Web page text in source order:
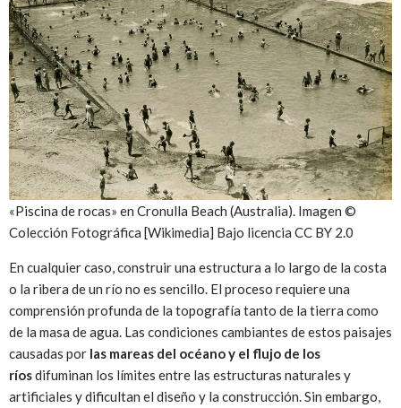
«Piscina de rocas» en Cronulla Beach (Australia). Imagen ©
Colección Fotográfica [Wikimedia] Bajo licencia CC BY 2.0
En cualquier caso, construir una estructura a lo largo de la costa
o la ribera de un río no es sencillo. El proceso requiere una
comprensión profunda de la topografía tanto de la tierra como
de la masa de agua. Las condiciones cambiantes de estos paisajes
causadas por las mareas del océano y el flujo de los
ríosdifuminan los límites entre las estructuras naturales y
artificiales y dificultan el diseño y la construcción. Sin embargo,